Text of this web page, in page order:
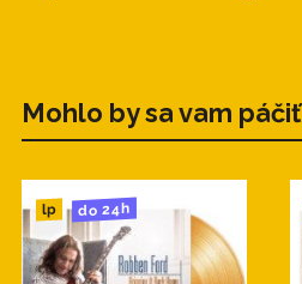
Mohlo by sa vam páčiť
lp do 24h